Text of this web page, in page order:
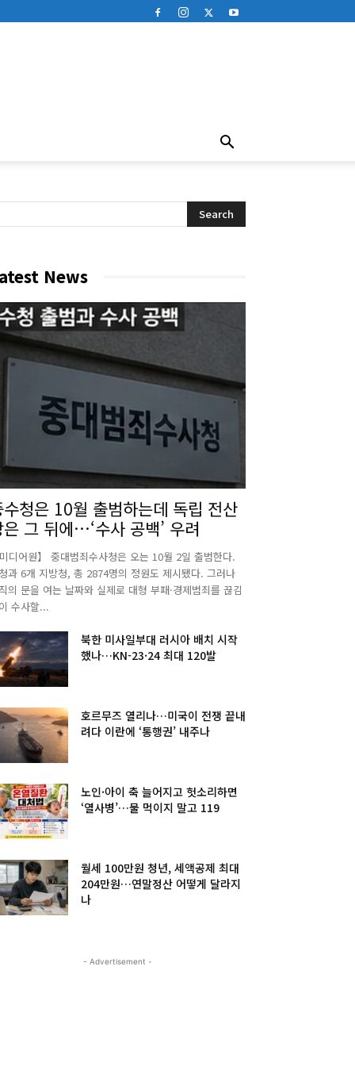
News
청은 10월 출범하는데 독립 전산
그 뒤에…‘수사 공백’ 우려
디어원】 중대범죄수사청은 오는 10월 2일 출범한다.
과 6개 지방청, 총 2874명의 정원도 제시됐다. 그러나
의 문을 여는 날짜와 실제로 대형 부패·경제범죄를 끊김
수사할...
북한 미사일부대 러시아 배치 시작
했나…KN-23·24 최대 120발
호르무즈 열리나…미국이 전쟁 끝내
려다 이란에 ‘통행권’ 내주나
노인·아이 축 늘어지고 헛소리하면
‘열사병’…물 먹이지 말고 119
월세 100만원 청년, 세액공제 최대
204만원…연말정산 어떻게 달라지
나
- Advertisement -